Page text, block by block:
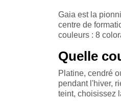
Gaia est la
centre de
couleurs : 8
Quelle
Platine, cendré
pendant l'hiver,
teint, choisissez